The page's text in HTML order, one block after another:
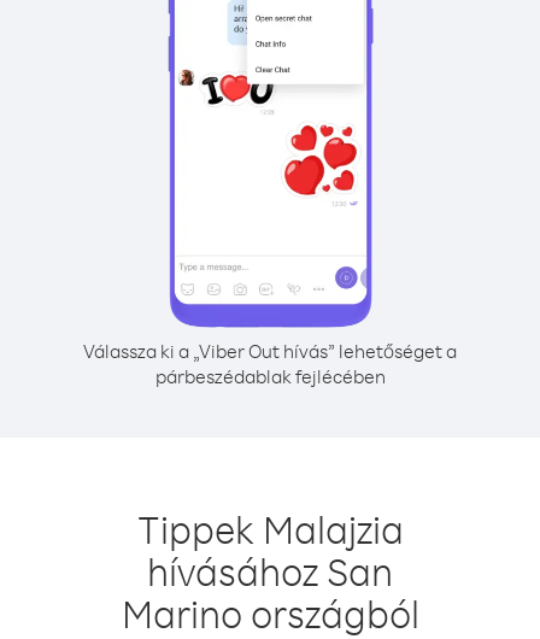
Válassza ki a „Viber Out hívás” lehetőséget a
párbeszédablak fejlécében
Tippek Malajzia
hívásához San
Marino országból